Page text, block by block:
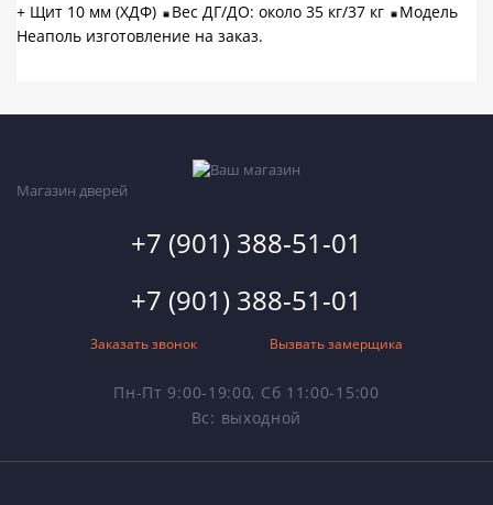
+ Щит 10 мм (ХДФ) Вес ДГ/ДО: около 35 кг/37 кг
Модель
Неаполь изготовление на заказ.
Магазин дверей
+7 (901) 388-51-01
+7 (901) 388-51-01
Заказать звонок Вызвать замерщика
Пн-Пт 9:00-19:00, Сб 11:00-15:00
Вс: выходной